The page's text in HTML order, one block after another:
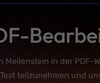
in der PDF-
teilzunehmen und